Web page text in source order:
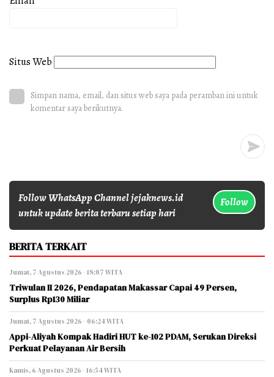
Situs Web
Simpan nama, email, dan situs web saya pada peramban ini untuk
komentar saya berikutnya.
Follow WhatsApp Channel jejaknews.id
untuk update berita terbaru setiap hari
Follow
BERITA TERKAIT
Jumat, 7 Agustus 2026 - 18:07 WITA
Triwulan II 2026, Pendapatan Makassar Capai 49 Persen,
Surplus Rp130 Miliar
Jumat, 7 Agustus 2026 - 06:24 WITA
Appi-Aliyah Kompak Hadiri HUT ke-102 PDAM, Serukan Direksi
Perkuat Pelayanan Air Bersih
Kamis, 6 Agustus 2026 - 16:54 WITA